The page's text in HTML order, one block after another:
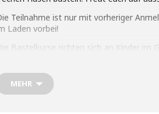
Teilnahme ist nur mit vorheriger
Laden vorbei!
Bastelkurse richten sich an Kinder im
geeignet.
MEHR